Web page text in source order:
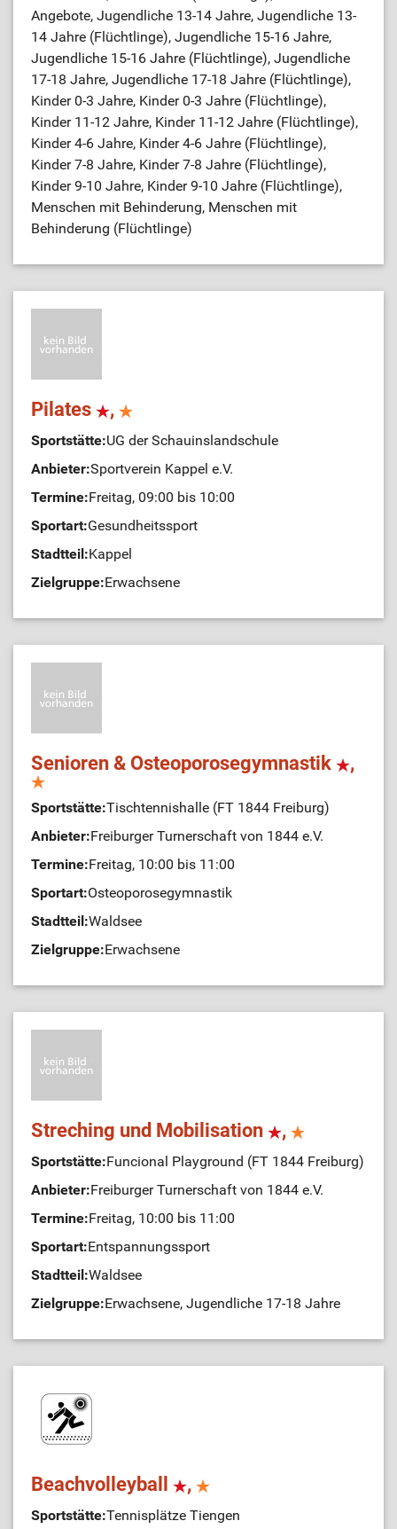
Angebote, Jugendliche 13-14 Jahre, Jugendliche 13-
14 Jahre (Flüchtlinge), Jugendliche 15-16 Jahre,
Jugendliche 15-16 Jahre (Flüchtlinge), Jugendliche
17-18 Jahre, Jugendliche 17-18 Jahre (Flüchtlinge),
Kinder 0-3 Jahre, Kinder 0-3 Jahre (Flüchtlinge),
Kinder 11-12 Jahre, Kinder 11-12 Jahre (Flüchtlinge),
Kinder 4-6 Jahre, Kinder 4-6 Jahre (Flüchtlinge),
Kinder 7-8 Jahre, Kinder 7-8 Jahre (Flüchtlinge),
Kinder 9-10 Jahre, Kinder 9-10 Jahre (Flüchtlinge),
Menschen mit Behinderung, Menschen mit
Behinderung (Flüchtlinge)
Pilates ,
Sportstätte:UG der Schauinslandschule
Anbieter:Sportverein Kappel e.V.
Termine:Freitag, 09:00 bis 10:00
Sportart:Gesundheitssport
Stadtteil:Kappel
Zielgruppe:Erwachsene
Senioren & Osteoporosegymnastik ,
Sportstätte:Tischtennishalle (FT 1844 Freiburg)
Anbieter:Freiburger Turnerschaft von 1844 e.V.
Termine:Freitag, 10:00 bis 11:00
Sportart:Osteoporosegymnastik
Stadtteil:Waldsee
Zielgruppe:Erwachsene
Streching und Mobilisation ,
Sportstätte:Funcional Playground (FT 1844 Freiburg)
Anbieter:Freiburger Turnerschaft von 1844 e.V.
Termine:Freitag, 10:00 bis 11:00
Sportart:Entspannungssport
Stadtteil:Waldsee
Zielgruppe:Erwachsene, Jugendliche 17-18 Jahre
Beachvolleyball ,
Sportstätte:Tennisplätze Tiengen